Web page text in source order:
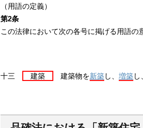
（用語の定義）
第2条
この法律において次の各号に掲げる用語の
十三 建築 建築物を新築し、 増築し